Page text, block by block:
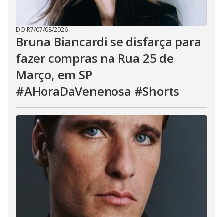
DO R7/07/08/2026
Bruna Biancardi se disfarça para
fazer compras na Rua 25 de
Março, em SP
#AHoraDaVenenosa #Shorts